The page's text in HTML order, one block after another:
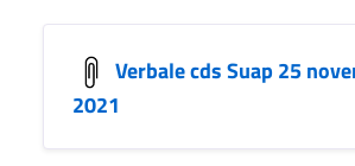
Verbale cds Suap 25
2021